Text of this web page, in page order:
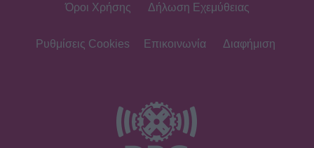
σεζόν 2026-2027- Δράμα, γέλιο,
Σταματίνα Τσιμτσιλή: Το καλοκαίρι
Όροι Χρήσης Δήλωση Εχεμύθειας
Ρυθμίσεις Cookies Επικοινωνία Διαφήμιση